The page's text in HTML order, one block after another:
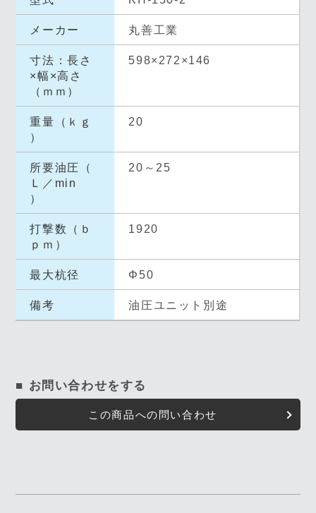
メーカー 丸善工業
寸法：長さ
×幅×高さ
（ｍｍ）
598×272×146
重量（ｋｇ
）
20
所要油圧（
Ｌ／min
）
20～25
打撃数（ｂ
ｐｍ）
1920
最大杭径 Φ50
備考 油圧ユニット別途
■ お問い合わせをする
この商品への問い合わせ